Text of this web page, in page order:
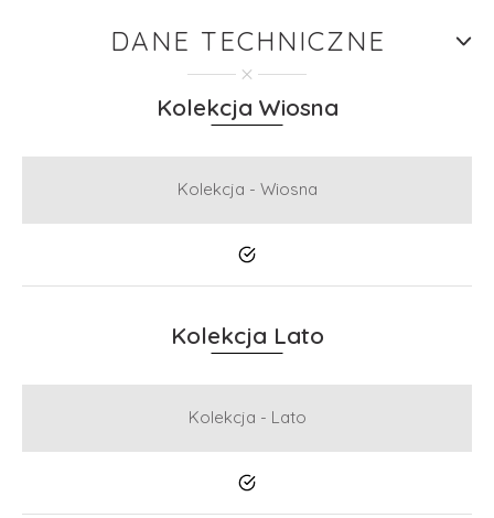
DANE TECHNICZNE
Kolekcja Wiosna
Kolekcja - Wiosna
Tak
Kolekcja Lato
Kolekcja - Lato
Tak